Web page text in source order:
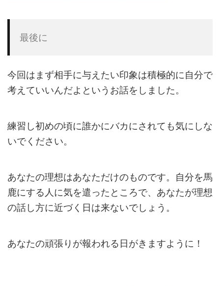
最後に
今回はまず相手に与えたい印象は積極的に自分で
考えていいんだよというお話をしました。
練習し初めの頃に誰かにバカにされても気にしな
いでください。
あなたの理想はあなただけのものです。自分を馬
鹿にする人に気を遣ったところで、あなたが理想
の話し方に近づく日は来ないでしょう。
あなたの頑張りが報われる日がきますように！